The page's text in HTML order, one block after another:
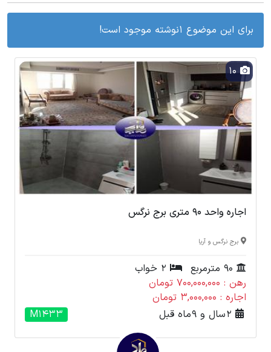
برای این موضوع 1نوشته موجود است!
10
اجاره واحد 90 متری برج نرگس
برج نرگس و آریا
رهن : 700,000,000 تومان
اجاره : 3,000,000 تومان
M1433